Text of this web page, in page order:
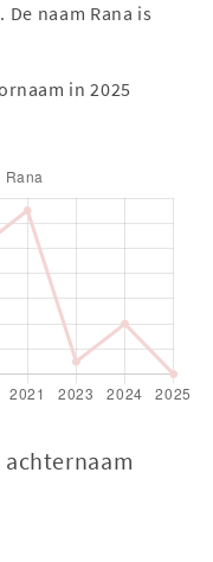
De naam Rana is
in 2025